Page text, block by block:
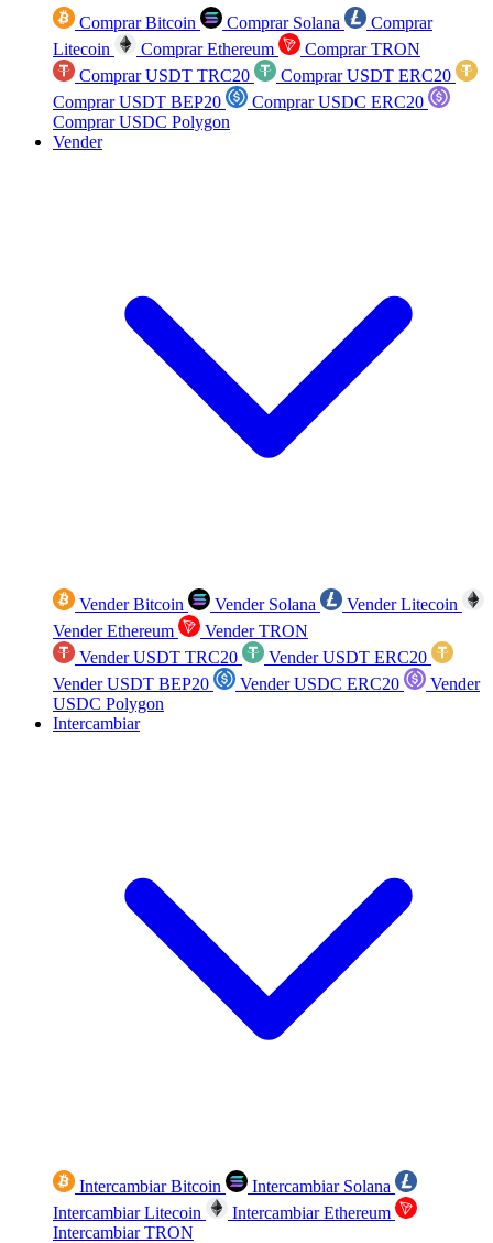
Comprar Bitcoin Comprar Solana
Comprar
Litecoin
Comprar Ethereum
Comprar TRON
Comprar USDT TRC20
Comprar USDT ERC20
Comprar USDT BEP20
Comprar USDC ERC20
Comprar USDC Polygon
Vender
Vender Bitcoin Vender Solana
Vender Litecoin
Vender Ethereum
Vender TRON
Vender USDT TRC20
Vender USDT ERC20
Vender USDT BEP20
Vender USDC ERC20
Vender
USDC Polygon
Intercambiar
Intercambiar Bitcoin
Intercambiar Solana
Intercambiar Litecoin
Intercambiar Ethereum
Intercambiar TRON